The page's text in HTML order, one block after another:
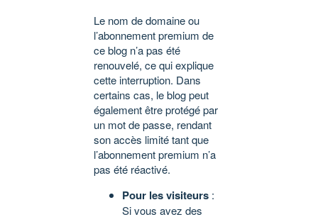
Le nom de domaine ou
l’abonnement premium de
ce blog n’a pas été
renouvelé, ce qui explique
cette interruption. Dans
certains cas, le blog peut
également être protégé par
un mot de passe, rendant
son accès limité tant que
l’abonnement premium n’a
pas été réactivé.
Pour les visiteurs :
Si vous avez des